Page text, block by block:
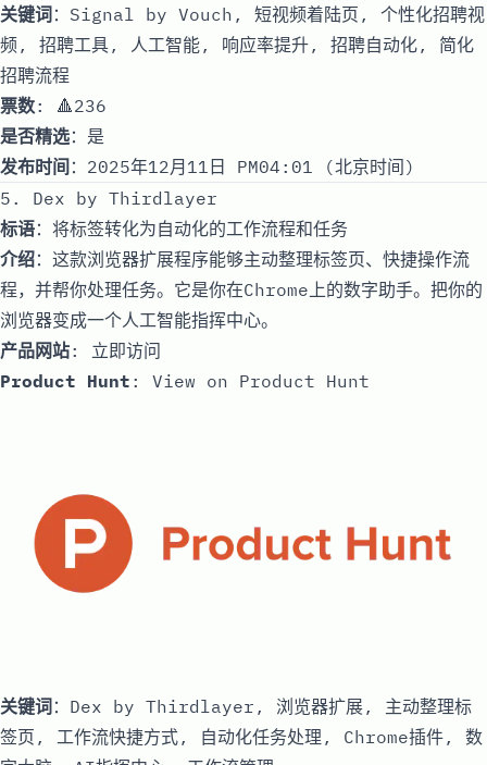
关键词 ：Signal by Vouch, 短视频着陆页, 个性化招聘视
频, 招聘工具, 人工智能, 响应率提升, 招聘自动化, 简化
招聘流程
票数: 🔺236
是否精选：是
发布时间 ：2025年12月11日 PM04:01 (北京时间)
5. Dex by Thirdlayer
标语：将标签转化为自动化的工作流程和任务
介绍：这款浏览器扩展程序能够主动整理标签页、快捷操作流
程，并帮你处理任务。它是你在Chrome上的数字助手。把你的
浏览器变成一个人工智能指挥中心。
产品网站: 立即访问
Product Hunt : View on Product Hunt
关键词：Dex by Thirdlayer, 浏览器扩展, 主动整理标
签页, 工作流快捷方式, 自动化任务处理, Chrome插件, 数